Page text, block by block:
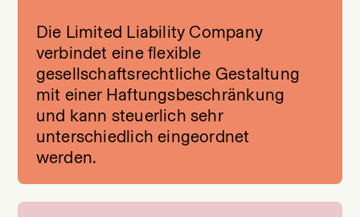
Die Limited Liability Company
verbindet eine flexible
gesellschaftsrechtliche Gestaltung
mit einer Haftungsbeschränkung
und kann steuerlich sehr
unterschiedlich eingeordnet
werden.